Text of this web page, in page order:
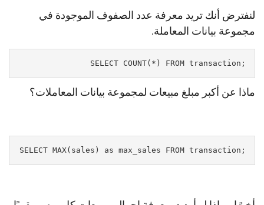
لنفترض أنك تريد معرفة عدد الصفوف الموجودة في
مجموعة بيانات المعاملة.
;SELECT COUNT(*) FROM transaction
ماذا عن أكبر مبلغ مبيعات لمجموعة بيانات المعاملات؟
;SELECT MAX(sales) as max_sales FROM transaction